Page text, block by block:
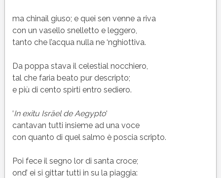
ma chinail giuso; e quei sen venne a riva
con un vasello snelletto e leggero,
tanto che l’acqua nulla ne ‘nghiottiva.
Da poppa stava il celestial nocchiero,
tal che faria beato pur descripto;
e più di cento spirti entro sediero.
‘In exitu Isräel de Aegypto‘
cantavan tutti insieme ad una voce
con quanto di quel salmo è poscia scripto.
Poi fece il segno lor di santa croce;
ond’ ei si gittar tutti in su la piaggia: